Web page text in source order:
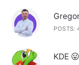
POSTS:
KDE